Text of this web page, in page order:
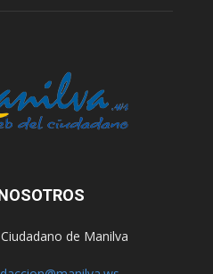
de Manilva